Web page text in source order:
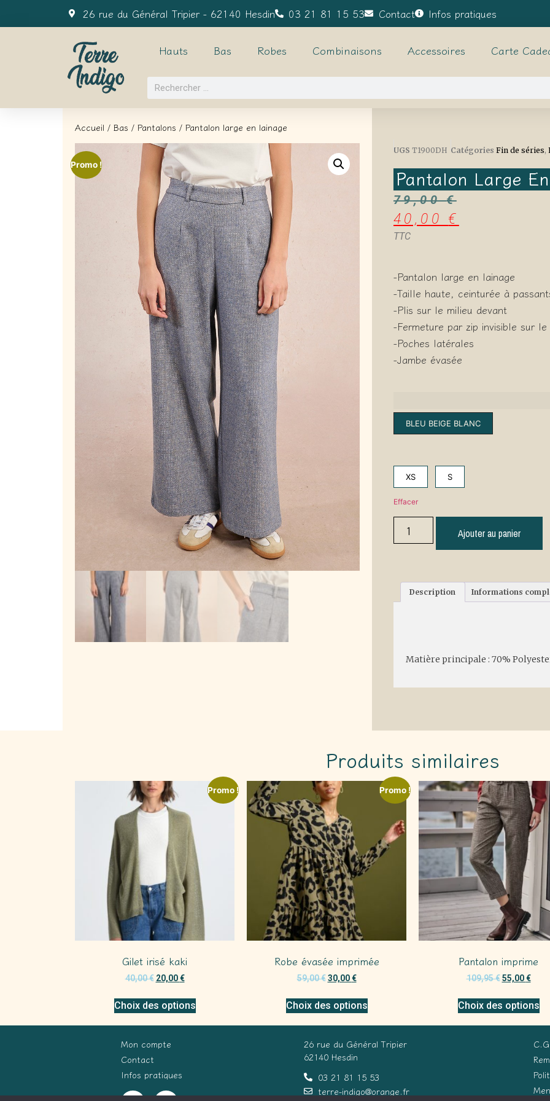
26 rue du Général Tripier - 62140 Hesdin 03 21 81 15 53 Contact Infos pratiques
Hauts Bas Robes Combinaisons Accessoires Carte
Accueil / Bas / Pantalons / Pantalon large en lainage
Promo !
UGS T1900DH Catégories Fin de séries,
Pantalon Large
79,00€
40,00€
TTC
-Pantalon large en lainage
-Taille haute, ceinturée à
-Plis sur le milieu devant
-Fermeture par zip invisible sur
-Poches latérales
-Jambe évasée
BLEU BEIGE BLANC
XS S
Effacer
Ajouter au panier
Description Informations
Matière principale : 70%
Produits similaires
Promo !
Gilet irisé kaki
40,00€ 20,00€
Choix des options
Promo !
Robe évasée imprimée
59,00€ 30,00€
Choix des options
Pantalon imprime
109,95€ 55,00€
Choix des options
Mon compte
Contact
Infos pratiques
26 rue du Général Tripier
62140 Hesdin
03 21 81 15 53
terre-indigo@orange.fr